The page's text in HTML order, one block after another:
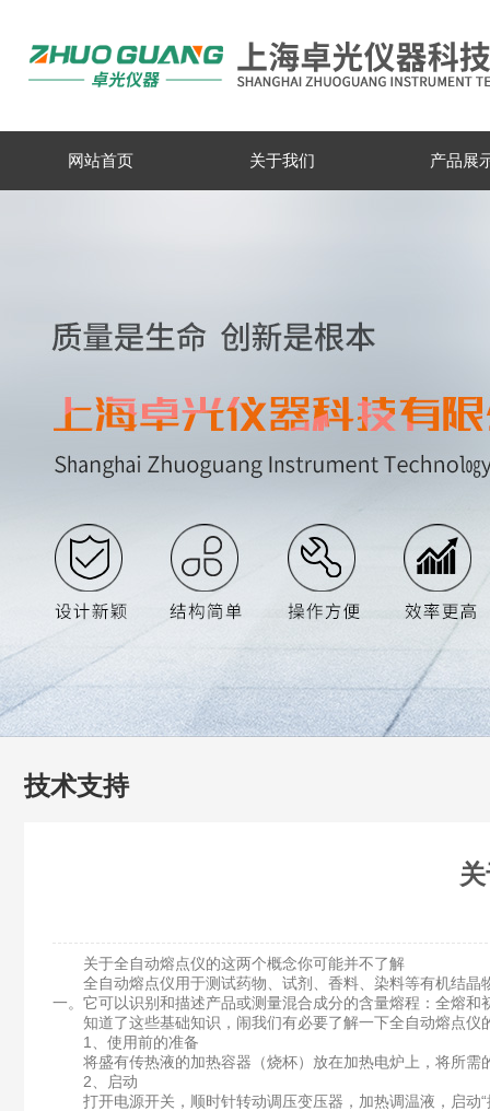
网站首页 关于我们 产品展
技术支持
关于全自动熔点仪的这两个概念你可能并不了解
全自动熔点仪用于测试药物、试剂、香料、染料等有机结晶
一。它可以识别和描述产品或测量混合成分的含量熔程：全熔
知道了这些基础知识，闹我们有必要了解一下全自动熔点仪
1、使用前的准备
将盛有传热液的加热容器（烧杯）放在加热电炉上，将所需
2、启动
打开电源开关，顺时针转动调压变压器，加热调温液，启动“